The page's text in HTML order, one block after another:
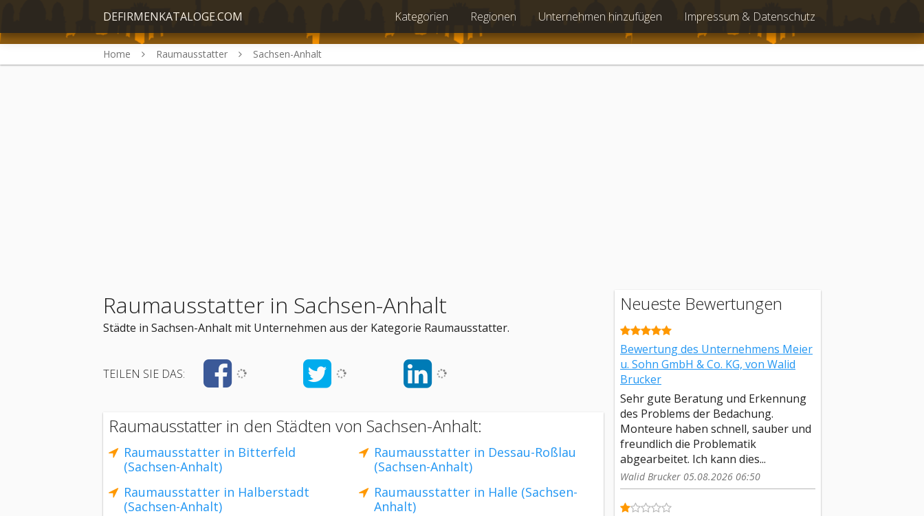
DEFIRMENKATALOGE.COM Kategorien Regionen Unternehmen hinzufügen Impressum & Datenschutz
Home Raumausstatter Sachsen-Anhalt
Raumausstatter in Sachsen-Anhalt
Städte in Sachsen-Anhalt mit Unternehmen aus der Kategorie Raumausstatter.
TEILEN SIE DAS:
Raumausstatter in den Städten von Sachsen-Anhalt:
Raumausstatter in Bitterfeld
(Sachsen-Anhalt)
Raumausstatter in Dessau-Roßlau
(Sachsen-Anhalt)
Raumausstatter in Halberstadt
(Sachsen-Anhalt)
Raumausstatter in Halle (Sachsen-
Anhalt)
Neueste Bewertungen
Bewertung des Unternehmens Meier
u. Sohn GmbH & Co. KG, von Walid
Brucker
Sehr gute Beratung und Erkennung
des Problems der Bedachung.
Monteure haben schnell, sauber und
freundlich die Problematik
abgearbeitet. Ich kann dies...
Walid Brucker 05.08.2026 06:50